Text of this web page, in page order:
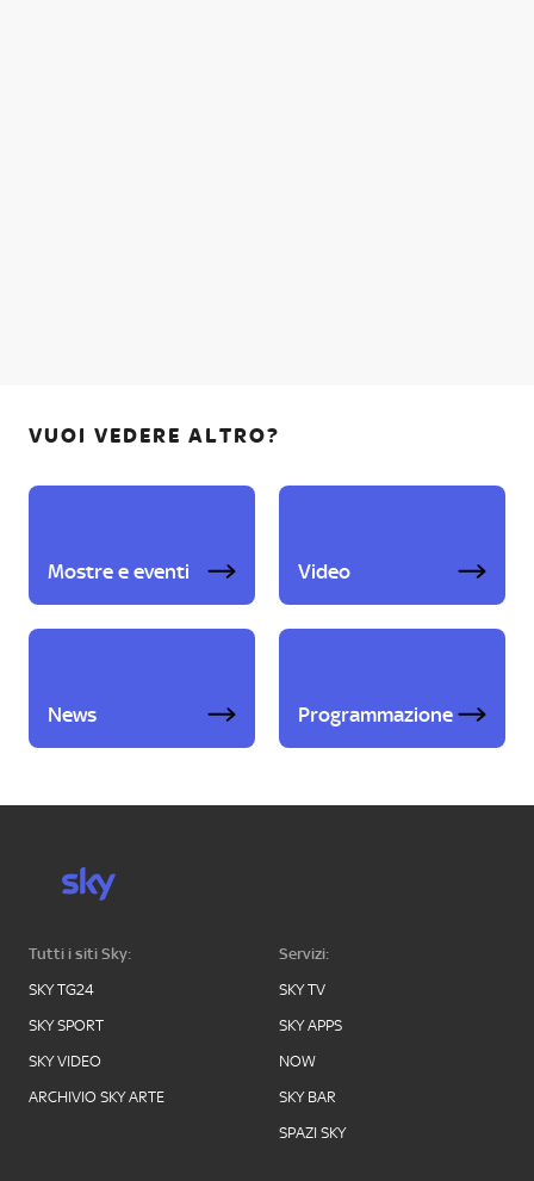
VUOI VEDERE ALTRO?
Mostre e eventi Video
News Programmazione
Tutti i siti Sky:
SKY TG24
SKY SPORT
SKY VIDEO
ARCHIVIO SKY ARTE
Servizi:
SKY TV
SKY APPS
NOW
SKY BAR
SPAZI SKY